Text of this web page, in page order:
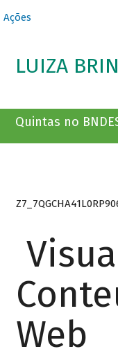
Ações
LUIZA
Quintas no
Web